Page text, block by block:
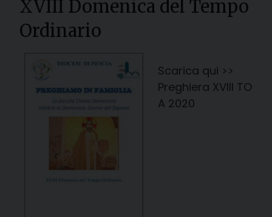
XVIII Domenica del Tempo
Ordinario
Scarica qui >>
Preghiera XVIII TO
A 2020